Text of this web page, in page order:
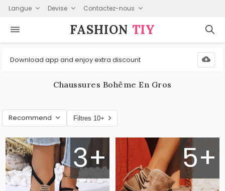
Langue Devise Contactez-nous
FASHION⁠ TIY
Download app and enjoy extra discount
Chaussures Bohême En Gros
Recommend Filtres 10+
3+ 5+